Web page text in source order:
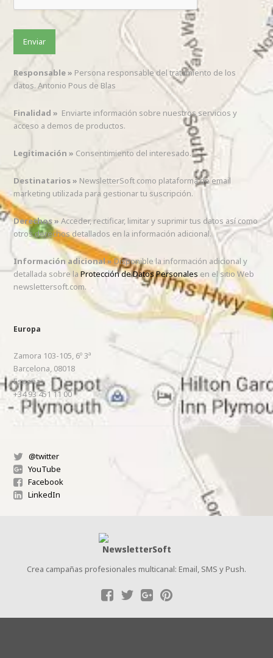
Enviar
Responsable » Persona responsable del tratamiento de los
datos. Antonio Pous de Blas
Finalidad » Enviarte información sobre nuestros servicios y
acceso a demos de productos.
Legitimación » Consentimiento del interesado.
Destinatarios » NewsletterSoft como plataforma de email
marketing utilizada para gestionar tu suscripción.
Derechos » Acceder, rectificar, limitar y suprimir tus datos así como
otros derechos detallados en la información adicional.
Información adicional »Disponible la información adicional y
detallada sobre laProtección de Datos Personales en el sitio Web
newslettersoft.com.
Europa
Zamora 103-105, 6º 3ª
Barcelona, 08018
España
+34 93 451 11 00
@twitter
YouTube
Facebook
LinkedIn
Crea campañas profesionales multicanal: Email, SMS y Push.